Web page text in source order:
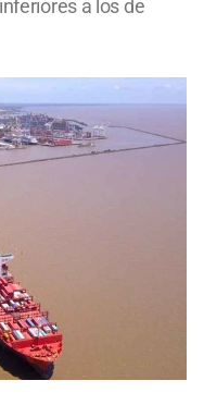
a los de